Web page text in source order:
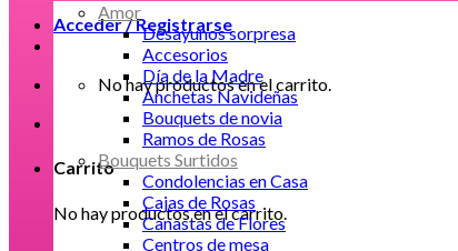
Acceder / Registrarse
No hay productos en el carrito.
Carrito
No hay productos en el carrito.
Amor
Desayunos sorpresa
Accesorios
Día de la Madre
Anchetas Navideñas
Bouquets de novia
Ramos de Rosas
Bouquets Surtidos
Condolencias en Casa
Cajas de Rosas
Canastas de Flores
Centros de mesa